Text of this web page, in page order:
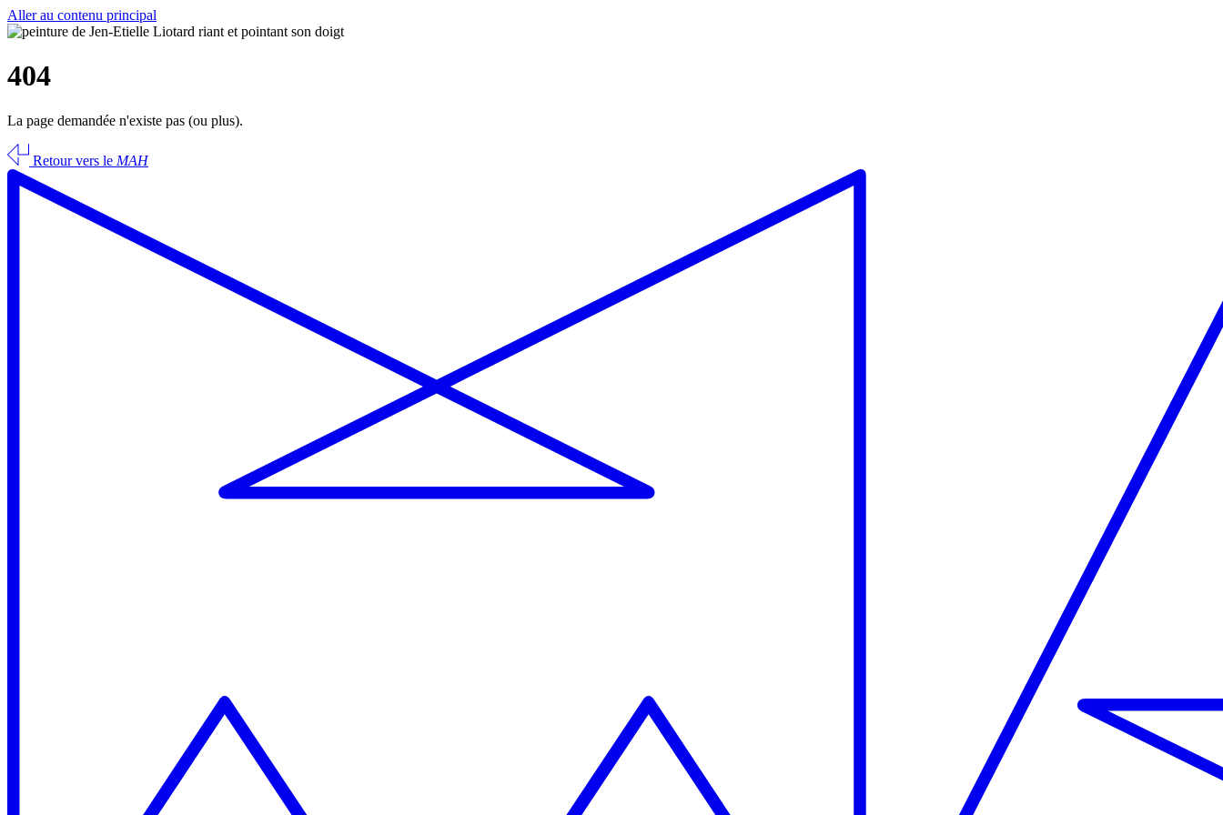
Aller au contenu principal
404
La page demandée n'existe pas (ou plus).
Retour vers le MAH